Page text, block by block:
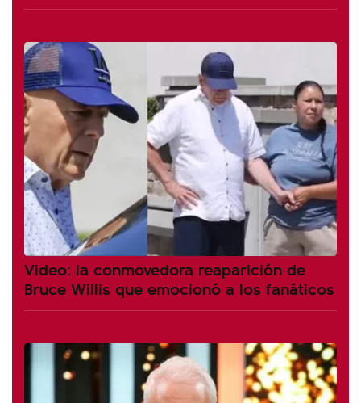
Video: la conmovedora reaparición de
Bruce Willis que emocionó a los fanáticos